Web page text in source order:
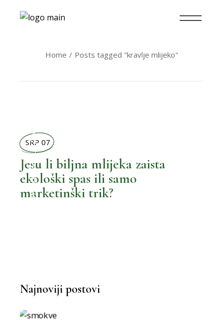
Home Posts tagged "kravlje mlijeko"
BOLJA KUHINJA
BOLJI ŽIVOT
SRP 07
Jesu li biljna mlijeka zaista
ekološki spas ili samo
marketinški trik?
Najnoviji postovi